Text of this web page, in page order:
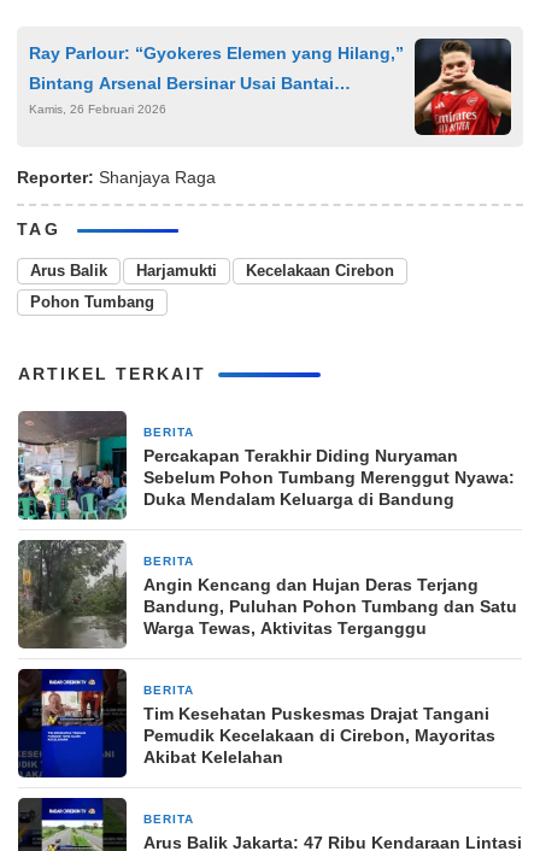
Ray Parlour: “Gyokeres Elemen yang Hilang,”
Bintang Arsenal Bersinar Usai Bantai
Tottenham 4-1
Kamis, 26 Februari 2026
Reporter: Shanjaya Raga
TAG
Arus Balik Harjamukti
Kecelakaan Cirebon
Pohon Tumbang
ARTIKEL TERKAIT
BERITA
Percakapan Terakhir Diding Nuryaman
Sebelum Pohon Tumbang Merenggut Nyawa:
Duka Mendalam Keluarga di Bandung
BERITA
Angin Kencang dan Hujan Deras Terjang
Bandung, Puluhan Pohon Tumbang dan Satu
Warga Tewas, Aktivitas Terganggu
BERITA
Tim Kesehatan Puskesmas Drajat Tangani
Pemudik Kecelakaan di Cirebon, Mayoritas
Akibat Kelelahan
BERITA
Arus Balik Jakarta: 47 Ribu Kendaraan Lintasi